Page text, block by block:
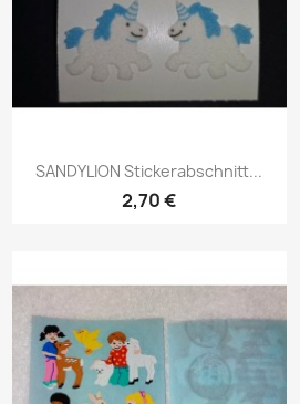
SANDYLION Stickerabschnitt...
2,70 €